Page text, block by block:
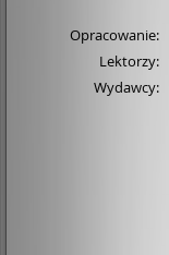
Opracowanie:
Lektorzy:
Wydawcy: